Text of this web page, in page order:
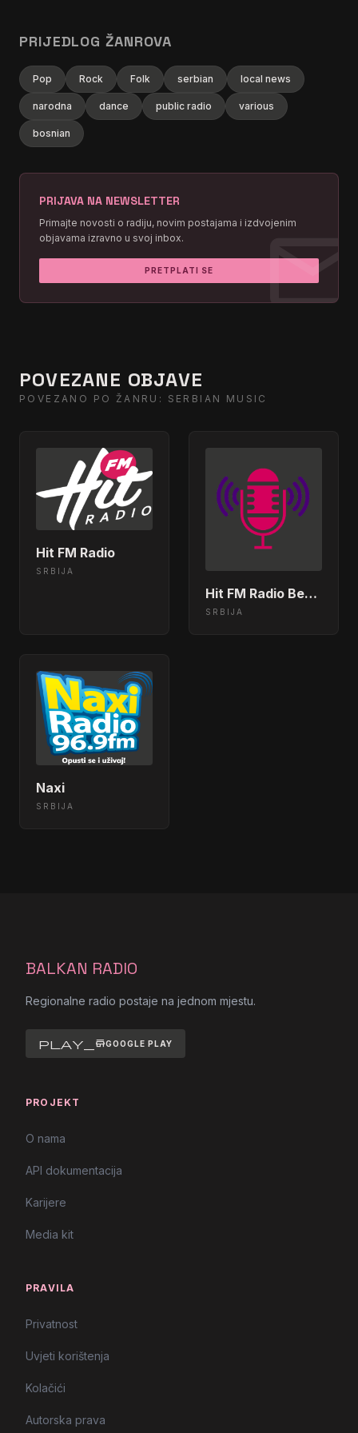
PRIJEDLOG ŽANROVA
Pop Rock Folk serbian local news
narodna dance public radio various
bosnian
PRIJAVA NA NEWSLETTER
Primajte novosti o radiju, novim postajama i izdvojenim
objavama izravno u svoj inbox.
PRETPLATI SE
POVEZANE OBJAVE
POVEZANO PO ŽANRU: SERBIAN MUSIC
Hit FM Radio
SRBIJA
Hit FM Radio Beograd
SRBIJA
Naxi
SRBIJA
BALKAN RADIO
Regionalne radio postaje na jednom mjestu.
play_storeGOOGLE PLAY
PROJEKT
O nama
API dokumentacija
Karijere
Media kit
PRAVILA
Privatnost
Uvjeti korištenja
Kolačići
Autorska prava